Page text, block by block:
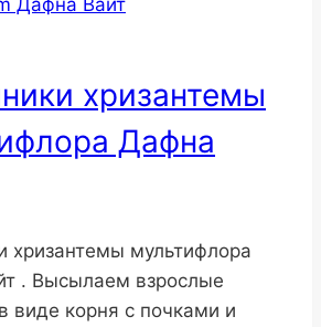
хризантемы
Дафна
хризантемы мультифлора
. Высылаем взрослые
виде корня с почками и